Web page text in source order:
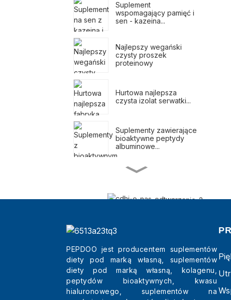
Suplement
wspomagający pamięć i
sen - kazeina...
Najlepszy wegański
czysty proszek
proteinowy
Hurtowa najlepsza
czysta izolat serwatki...
Suplementy zawierające
bioaktywne peptydy
albuminowe...
odchudzanie
Hurtowa sprzedaż
najlepszych
trójpeptydów
kosmetycznych...
Saszetki z proszkiem
PEPDOO jest producentem suplementów
diety pod marką własną, suplementów
diety pod marką własną, kolagenu,
peptydów bioaktywnych, kwasu
hialuronowego, suplementów na